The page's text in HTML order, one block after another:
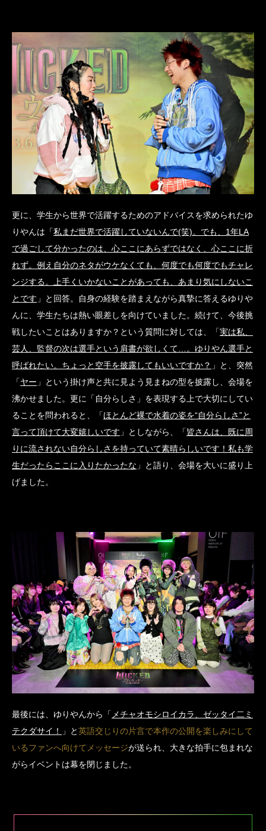
更に、学生から世界で活躍するためのアドバイスを求められたゆ
りやんは「私まだ世界で活躍していないんで(笑)。でも、1年LA
で過ごして分かったのは、心ここにあらずではなく、心ここに折
れず。例え自分のネタがウケなくても、何度でも何度でもチャレ
ンジする。上手くいかないことがあっても、あまり気にしないこ
とです 」と回答。自身の経験を踏まえながら真摯に答えるゆりや
んに、学生たちは熱い眼差しを向けていました。続けて、今後挑
戦したいことはありますか？という質問に対しては、「実は私、
芸人、監督の次は選手という肩書が欲しくて…。ゆりやん選手と
呼ばれたい。ちょっと空手を披露してもいいですか？ 」と、突然
「ヤー 」という掛け声と共に見よう見まねの型を披露し、会場を
沸かせました。更に「自分らしさ」を表現する上で大切にしてい
ることを問われると、「ほとんど裸で水着の姿を“自分らしさ”と
言って頂けて大変嬉しいです 」としながら、「皆さんは、既に周
りに流されない自分らしさを持っていて素晴らしいです！私も学
生だったらここに入りたかったな 」と語り、会場を大いに盛り上
げました。
最後には、ゆりやんから「 メチャオモシロイカラ、ゼッタイ二ミ
テクダサイ！
」と英語交じりの片言で本作の公開を楽しみにして
いるファンへ向けてメッセージが送られ、大きな拍手に包まれな
がらイベントは幕を閉じました。